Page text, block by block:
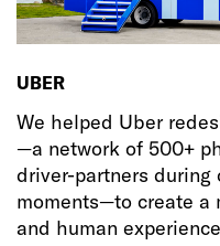
UBER
We helped Uber
—a network of 500+
driver-partners during
moments—to create a
and human